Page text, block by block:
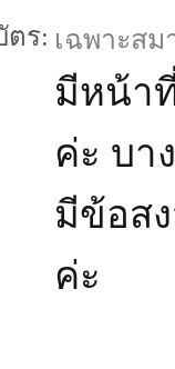
ตร: เฉพาะส
มีหน้า
ค่ะ บา
มีข้อส
ค่ะ